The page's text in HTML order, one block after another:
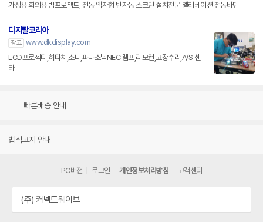
가정용 회의용 빔프로젝트, 전동 액자형 반자동 스크린 설치전문 엘리베이션 전동바텐
디지탈코리아
광고 www.dkdisplay.com
LCD프로젝터,히타치,소니,파나소닉NEC 램프,리모컨,고장수리,A/S 센
타
빠른배송 안내
법적고지 안내
PC버전 로그인 개인정보처리방침 고객센터
(주) 커넥트웨이브